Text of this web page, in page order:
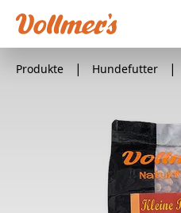
Produkte Hundefutter